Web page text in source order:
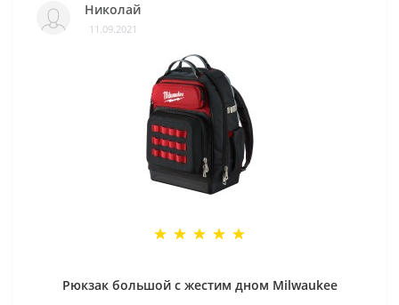
Николай
11.09.2021
Рюкзак большой с жестим дном Milwaukee